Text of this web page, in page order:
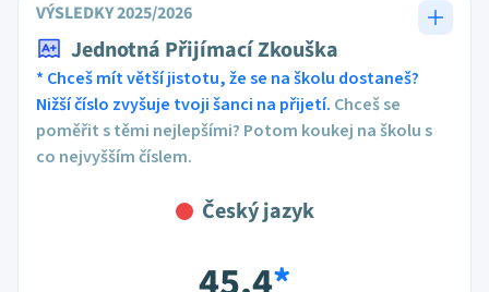
VÝSLEDKY 2025/2026
Jednotná Přijímací Zkouška
* Chceš mít větší jistotu, že se na školu dostaneš?
Nižší číslo zvyšuje tvoji šanci na přijetí. Chceš se
poměřit s těmi nejlepšími? Potom koukej na školu s
co nejvyšším číslem.
Český jazyk